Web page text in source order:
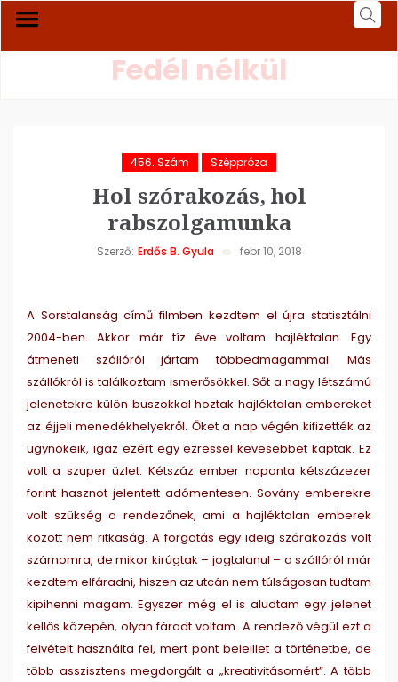
Fedél nélkül
456. Szám Széppróza
Hol szórakozás, hol
rabszolgamunka
Szerző: Erdős B. Gyula febr 10, 2018
A Sorstalanság című filmben kezdtem el újra statisztálni
2004-ben. Akkor már tíz éve voltam hajléktalan. Egy
átmeneti szállóról jártam többedmagammal. Más
szállókról is találkoztam ismerősökkel. Sőt a nagy létszámú
jelenetekre külön buszokkal hoztak hajléktalan embereket
az éjjeli menedékhelyekről. Őket a nap végén kifizették az
ügynökeik, igaz ezért egy ezressel kevesebbet kaptak. Ez
volt a szuper üzlet. Kétszáz ember naponta kétszázezer
forint hasznot jelentett adómentesen. Sovány emberekre
volt szükség a rendezőnek, ami a hajléktalan emberek
között nem ritkaság. A forgatás egy ideig szórakozás volt
számomra, de mikor kirúgtak – jogtalanul – a szállóról már
kezdtem elfáradni, hiszen az utcán nem túlságosan tudtam
kipihenni magam. Egyszer még el is aludtam egy jelenet
kellős közepén, olyan fáradt voltam. A rendező végül ezt a
felvételt használta fel, mert pont beleillet a történetbe, de
több asszisztens megdorgált a „kreativitásomért”. A több